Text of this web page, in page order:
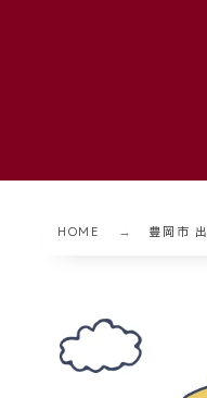
HOME 豊岡市